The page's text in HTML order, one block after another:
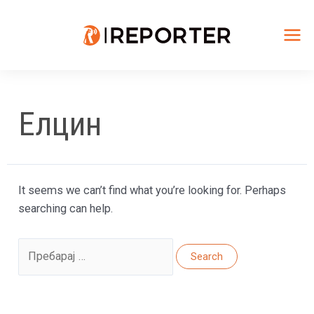
Елцин
It seems we can’t find what you’re looking for. Perhaps
searching can help.